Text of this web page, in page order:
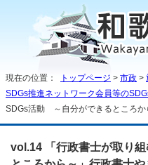
現在の位置： トップページ > 市政 >
SDGs推進ネットワーク会員等の
SDGs活動 ～自分ができるところか
vol.14 「行政書士が取り